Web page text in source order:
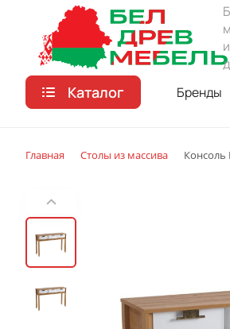
Каталог Бренды
Главная Столы из массива